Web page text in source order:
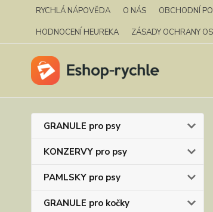
RYCHLÁ NÁPOVĚDA O NÁS OBCHODNÍ
HODNOCENÍ HEUREKA
ZÁSADY OCHRANY
GRANULE pro psy
KONZERVY pro psy
PAMLSKY pro psy
GRANULE pro kočky